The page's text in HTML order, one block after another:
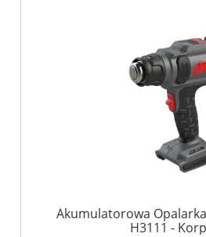
Akumulatorowa
H3111 -